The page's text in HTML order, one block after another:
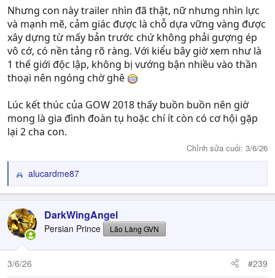
Nhưng con này trailer nhìn đã thật, nữ nhưng nhìn lực
và mạnh mẽ, cảm giác được là chỗ dựa vững vàng được
xây dựng từ mấy bản trước chứ không phải gượng ép
vô cớ, có nền tảng rõ ràng. Với kiểu bây giờ xem như là
1 thế giới độc lập, không bị vướng bận nhiều vào thần
thoại nên ngóng chờ ghê
Lúc kết thúc của GOW 2018 thấy buồn buồn nên giờ
mong là gia đình đoàn tụ hoặc chí ít còn có cơ hội gặp
lại 2 cha con.
Chỉnh sửa cuối: 3/6/26
R
e
c
t
i
o
n
s
alucardme87
DarkWingAngel
Persian Prince Lão Làng GVN
3/6/26 #239